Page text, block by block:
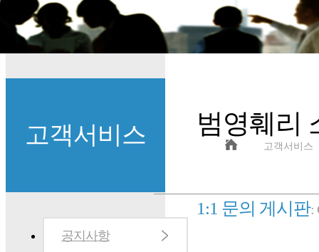
고객서비스
공지사항
고객서비스
범영훼리
1:1 문의 게시판: